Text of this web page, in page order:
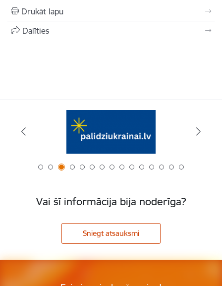
Drukāt lapu
Dalīties
Vai šī informācija bija noderīga?
Sniegt atsauksmi